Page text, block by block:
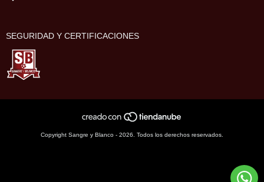
SEGURIDAD Y CERTIFICACIONES
Copyright Sangre y Blanco - 2026. Todos los derechos reservados.